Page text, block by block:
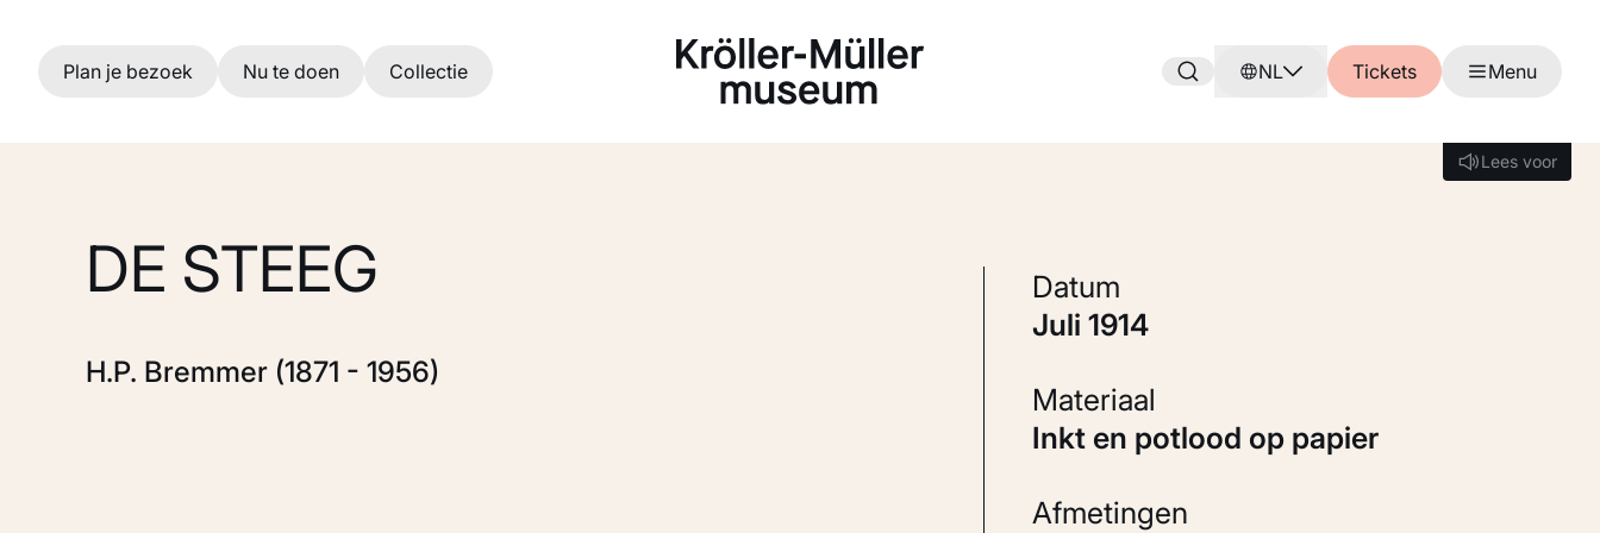
Ga naar hoofdinhoud
Plan je bezoek Nu te doen Collectie NL Tickets Menu
Lees voor
Lees voor
DE STEEG
H.P. Bremmer (1871 - 1956)
Datum
juli 1914
Materiaal
Inkt en potlood op papier
Afmetingen